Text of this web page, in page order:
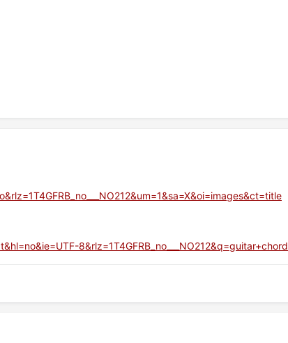
8&rlz=1T4GFRB_no___NO212&q=guitar+chord